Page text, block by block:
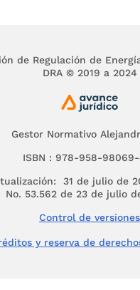
parcelación y
la autorización para el
del predio durante la
Gestor Normativo
ISBN : 978-958-
31 de julio de
No. 53.562 de 23 de julio
Control de versiones
y reserva de
de Regulación de
DRA © 2019 a 2024